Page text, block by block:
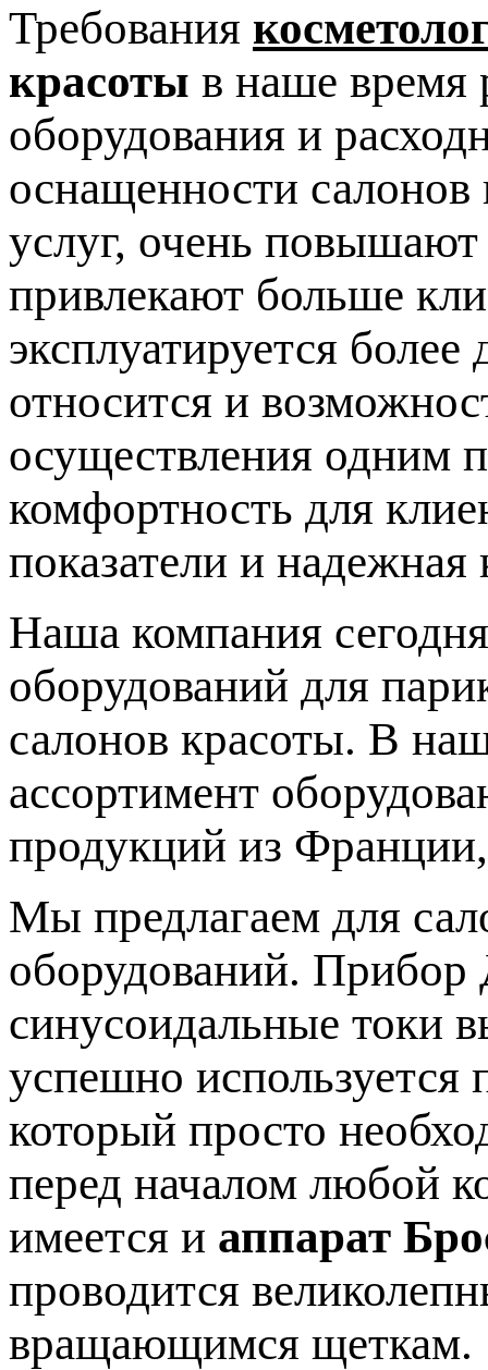
Требования
красоты в наше время
оборудования и
оснащенности салонов
услуг, очень
привлекают больше
эксплуатируется
относится и
осуществления одним
комфортность для
показатели и надежная
Наша компания
оборудований для
салонов красоты. В
ассортимент
продукций из
Мы предлагаем для
оборудований. Прибор
синусоидальные токи
успешно используется
который просто
перед началом любой
имеется и аппарат
проводится
вращающимся щеткам.